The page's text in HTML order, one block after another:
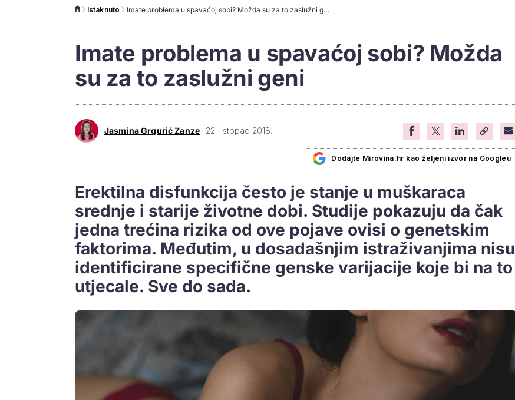
Istaknuto Imate problema u spavaćoj sobi? Možda su za to zaslužni geni
Imate problema u spavaćoj sobi? Možda
su za to zaslužni geni
Jasmina Grgurić Zanze 22. listopad 2018.
Dodajte Mirovina.hr kao željeni izvor na Googleu
Erektilna disfunkcija često je stanje u muškaraca
srednje i starije životne dobi. Studije pokazuju da čak
jedna trećina rizika od ove pojave ovisi o genetskim
faktorima. Međutim, u dosadašnjim istraživanjima nisu
identificirane specifične genske varijacije koje bi na to
utjecale. Sve do sada.